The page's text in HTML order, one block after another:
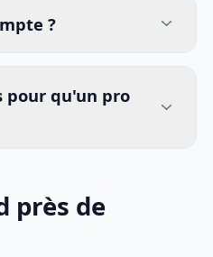
?
pour qu'un pro
près de